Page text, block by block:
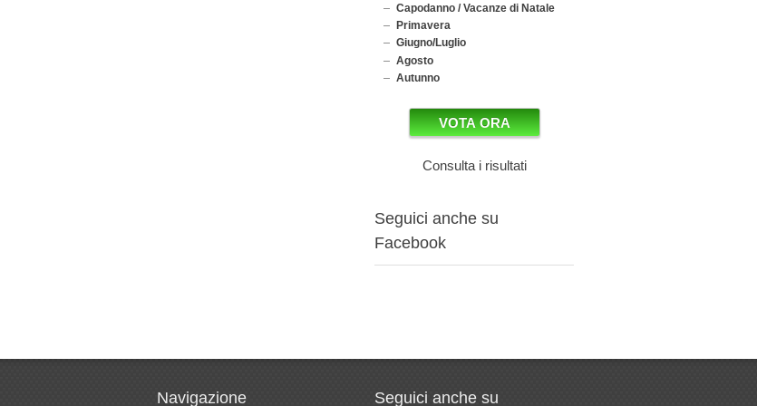
Capodanno / Vacanze di Natale
Primavera
Giugno/Luglio
Agosto
Autunno
Consulta i risultati
Seguici anche su
Facebook
Navigazione Seguici anche su